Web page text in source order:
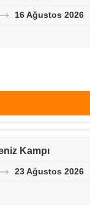
16 Ağustos 2026
Kampı
23 Ağustos 2026